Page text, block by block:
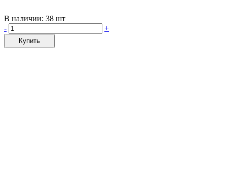
В наличии: 38 шт
-
+
Купить